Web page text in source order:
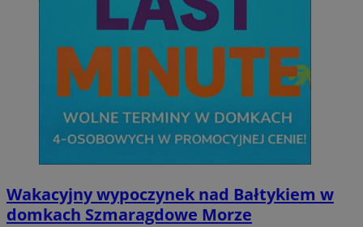
Wakacyjny wypoczynek nad Bałtykiem w
domkach Szmaragdowe Morze